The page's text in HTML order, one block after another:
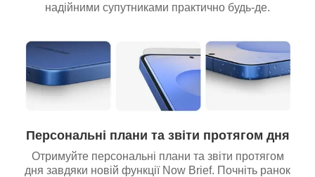
надійними супутниками практично будь-де.
Персональні плани та звіти протягом дня
Отримуйте персональні плани та звіти протягом
дня завдяки новій функції Now Brief. Почніть ранок